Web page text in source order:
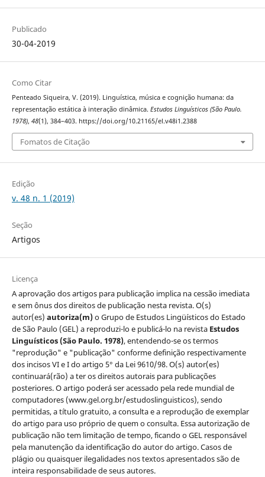
Publicado
30-04-2019
Como Citar
Penteado Siqueira, V. (2019). Linguística, música e cognição humana: da
representação estática à interação dinâmica. Estudos Linguísticos (São Paulo.
1978), 48(1), 384–403. https://doi.org/10.21165/el.v48i1.2388
Fomatos de Citação
Edição
v. 48 n. 1 (2019)
Seção
Artigos
Licença
A aprovação dos artigos para publicação implica na cessão imediata
e sem ônus dos direitos de publicação nesta revista. O(s)
autor(es) autoriza(m)o Grupo de Estudos Lingüísticos do Estado
de São Paulo (GEL) a reproduzi-lo e publicá-lo na revista Estudos
Linguísticos(São Paulo. 1978), entendendo-se os termos
"reprodução" e "publicação" conforme definição respectivamente
dos incisos VI e I do artigo 5° da Lei 9610/98. O(s) autor(es)
continuará(rão) a ter os direitos autorais para publicações
posteriores. O artigo poderá ser acessado pela rede mundial de
computadores (www.gel.org.br/estudoslinguisticos), sendo
permitidas, a título gratuito, a consulta e a reprodução de exemplar
do artigo para uso próprio de quem o consulta. Essa autorização de
publicação não tem limitação de tempo, ficando o GEL responsável
pela manutenção da identificação do autor do artigo. Casos de
plágio ou quaisquer ilegalidades nos textos apresentados são de
inteira responsabilidade de seus autores.